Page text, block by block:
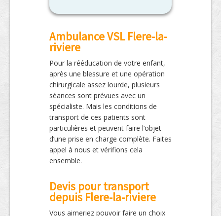
Ambulance VSL Flere-la-
riviere
Pour la rééducation de votre enfant,
après une blessure et une opération
chirurgicale assez lourde, plusieurs
séances sont prévues avec un
spécialiste. Mais les conditions de
transport de ces patients sont
particulières et peuvent faire l’objet
d’une prise en charge complète. Faites
appel à nous et vérifions cela
ensemble.
Devis pour transport
depuis Flere-la-riviere
Vous aimeriez pouvoir faire un choix